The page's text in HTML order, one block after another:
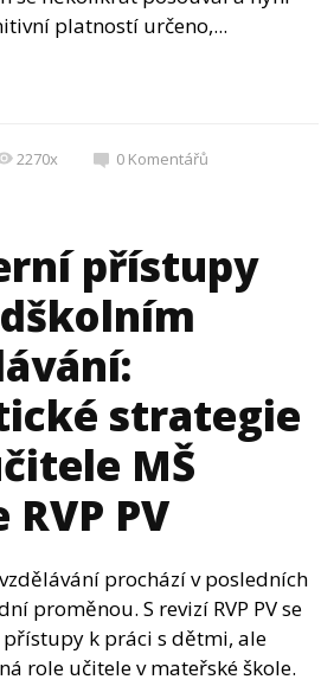
platností určeno,...
2270x 0 Komentářů
přístupy
strategie
MŠ
RVP PV
prochází v posledních
proměnou. S revizí RVP PV se
k práci s dětmi, ale
role učitele v mateřské škole.